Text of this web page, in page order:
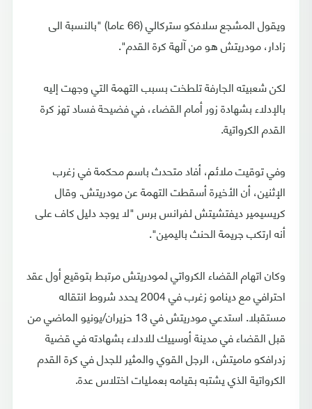
ويقول المشجع سلافكو ستركالي (66 عاما) "بالنسبة الى
زادار، مودريتش هو من آلهة كرة القدم".
لكن شعبيته الجارفة تلطخت بسبب التهمة التي وجهت إليه
بالإدلاء بشهادة زور أمام القضاء، في فضيحة فساد تهز كرة
القدم الكرواتية.
وفي توقيت ملائم، أفاد متحدث باسم محكمة في زغرب
الإثنين، أن الأخيرة أسقطت التهمة عن مودريتش. وقال
كريسيمير ديفتشيتش لفرانس برس "لا يوجد دليل كاف على
أنه ارتكب جريمة الحنث باليمين".
وكان اتهام القضاء الكرواتي لمودريتش مرتبط بتوقيع أول عقد
احترافي مع دينامو زغرب في 2004 يحدد شروط انتقاله
مستقبلا. استدعي مودريتش في 13 حزيران/يونيو الماضي من
قبل القضاء في مدينة أوسييك للادلاء بشهادته في قضية
زدرافكو ماميتش، الرجل القوي والمثير للجدل في كرة القدم
الكرواتية الذي يشتبه بقيامه بعمليات اختلاس عدة.